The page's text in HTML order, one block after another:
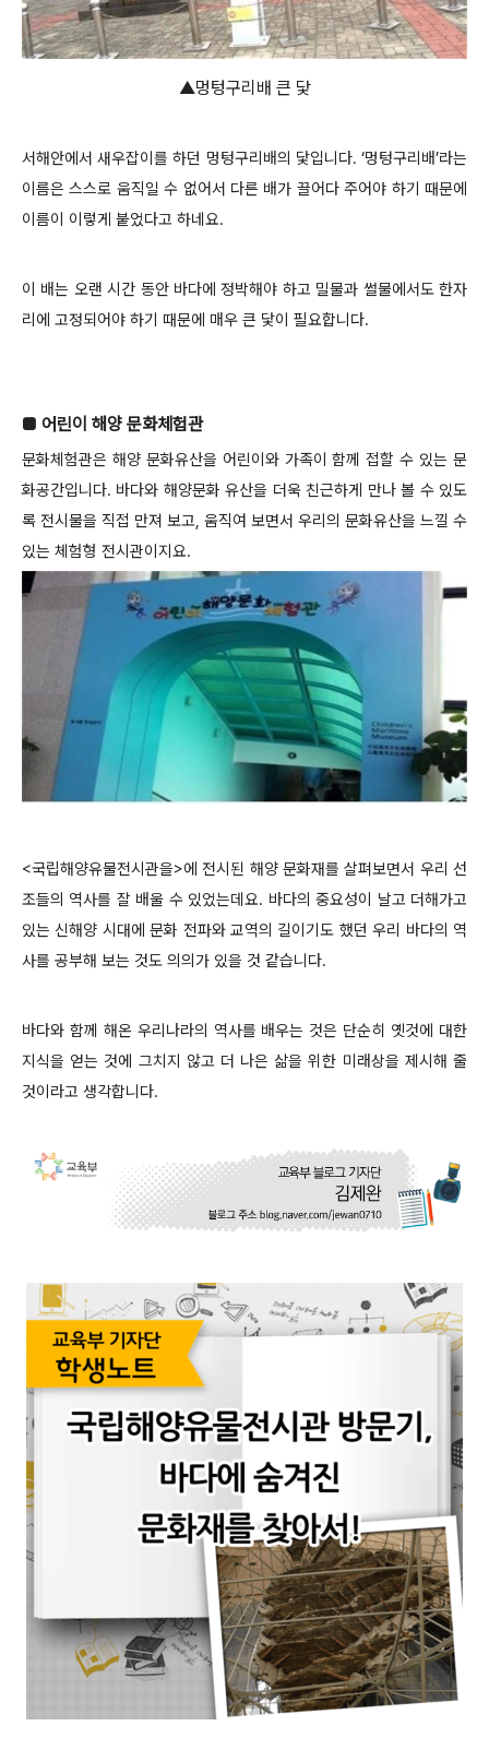
▲멍텅구리배 큰 닻
서해안에서 새우잡이를 하던 멍텅구리배의 닻입니다. ‘멍텅구리배’라는
이름은 스스로 움직일 수 없어서 다른 배가 끌어다 주어야 하기 때문에
이름이 이렇게 붙었다고 하네요.
이 배는 오랜 시간 동안 바다에 정박해야 하고 밀물과 썰물에서도 한자
리에 고정되어야 하기 때문에 매우 큰 닻이 필요합니다.
■ 어린이 해양 문화체험관
문화체험관은 해양 문화유산을 어린이와 가족이 함께 접할 수 있는 문
화공간입니다. 바다와 해양문화 유산을 더욱 친근하게 만나 볼 수 있도
록 전시물을 직접 만져 보고, 움직여 보면서 우리의 문화유산을 느낄 수
있는 체험형 전시관이지요.
<국립해양유물전시관을>에 전시된 해양 문화재를 살펴보면서 우리 선
조들의 역사를 잘 배울 수 있었는데요. 바다의 중요성이 날고 더해가고
있는 신해양 시대에 문화 전파와 교역의 길이기도 했던 우리 바다의 역
사를 공부해 보는 것도 의의가 있을 것 같습니다.
바다와 함께 해온 우리나라의 역사를 배우는 것은 단순히 옛것에 대한
지식을 얻는 것에 그치지 않고 더 나은 삶을 위한 미래상을 제시해 줄
것이라고 생각합니다.